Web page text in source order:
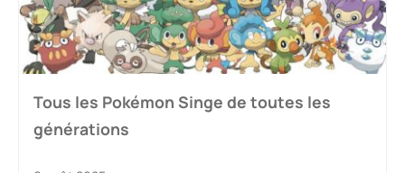
Tous les Pokémon Singe de toutes les
générations